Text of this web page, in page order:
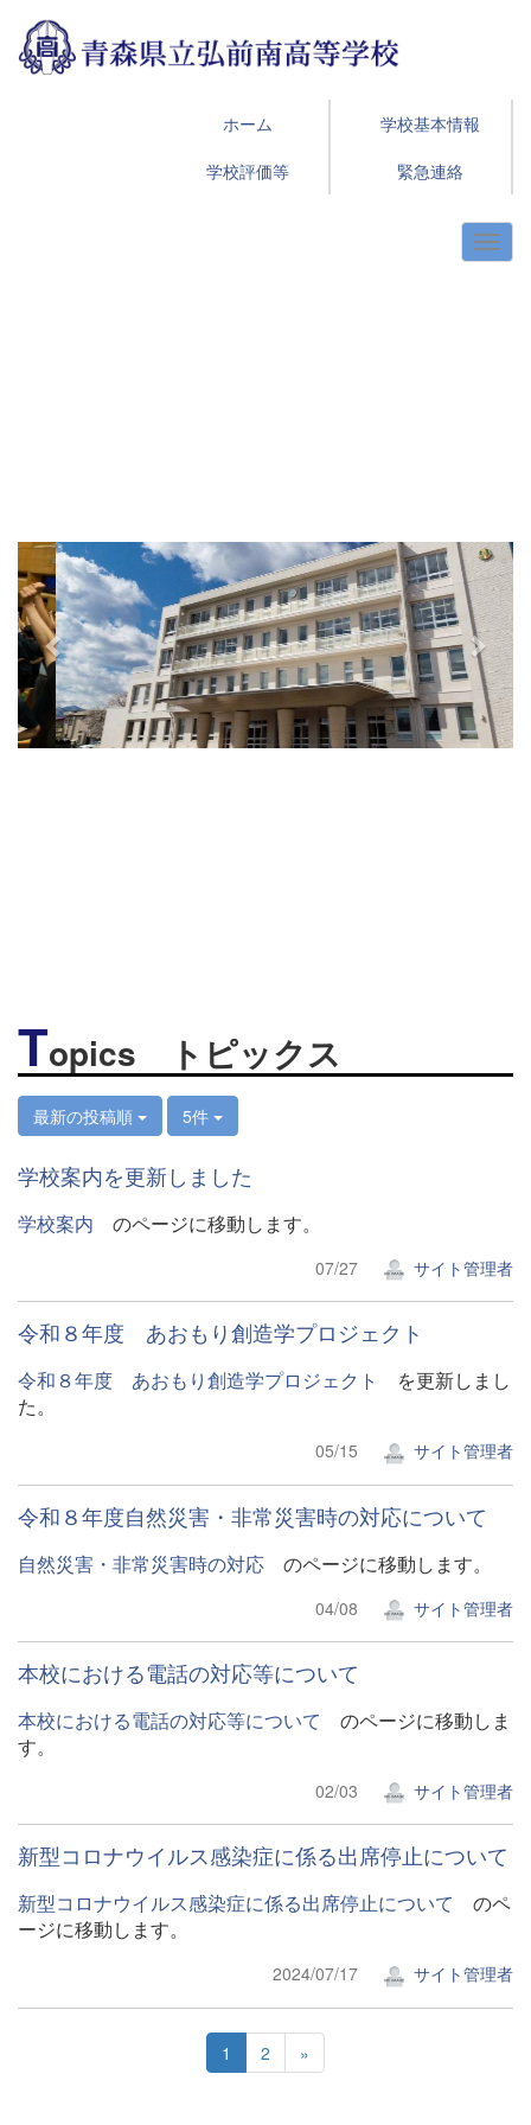
ホーム
学校基本情報
学校評価等
緊急連絡
s
Topics トピックス
最新の投稿順 5件
学校案内を更新しました
学校案内 のページに移動します。
07/27 サイト管理者
令和８年度 あおもり創造学プロジェクト
令和８年度 あおもり創造学プロジェクト
を更新しまし
た。
05/15 サイト管理者
令和８年度自然災害・非常災害時の対応について
自然災害・非常災害時の対応 のページに移動します。
04/08 サイト管理者
本校における電話の対応等について
本校における電話の対応等について のページに移動しま
す。
02/03 サイト管理者
新型コロナウイルス感染症に係る出席停止について
新型コロナウイルス感染症に係る出席停止について のペ
ージに移動します。
2024/07/17 サイト管理者
1 2 »